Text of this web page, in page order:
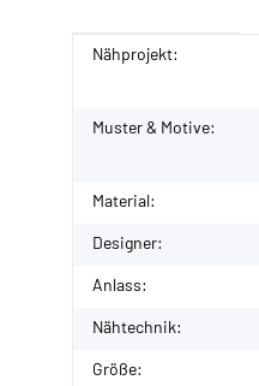
Produkteigenschaft
Wert
Nähprojekt:
Muster & Motive:
Material:
Designer:
Anlass:
Nähtechnik:
Größe: